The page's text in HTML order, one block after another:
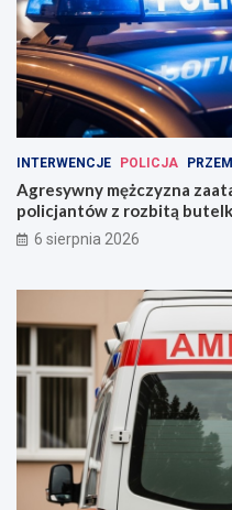
INTERWENCJE POLICJA
Agresywny mężczyzna
policjantów z rozbitą
6 sierpnia 2026